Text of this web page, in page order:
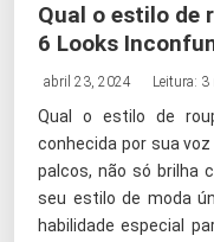
Qual o estilo de
6 Looks
abril 23, 2024 Leitura: 3
Qual o estilo de
conhecida por sua
palcos, não só brilha
seu estilo de moda
habilidade especial